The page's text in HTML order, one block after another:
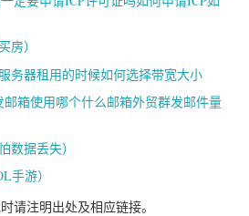
房）
务器租用的时候如何选择带宽大小
邮箱使用哪个什么邮箱外贸群发邮件量
数据丢失）
手游）
请注明出处及相应链接。